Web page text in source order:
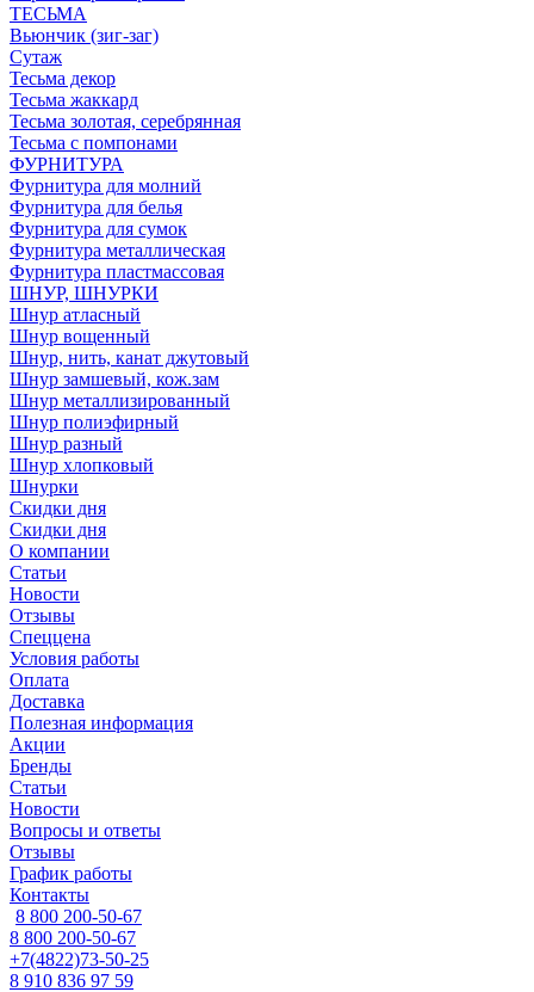
ТЕСЬМА
Вьюнчик (зиг-заг)
Сутаж
Тесьма декор
Тесьма жаккард
Тесьма золотая, серебрянная
Тесьма с помпонами
ФУРНИТУРА
Фурнитура для молний
Фурнитура для белья
Фурнитура для сумок
Фурнитура металлическая
Фурнитура пластмассовая
ШНУР, ШНУРКИ
Шнур атласный
Шнур вощенный
Шнур, нить, канат джутовый
Шнур замшевый, кож.зам
Шнур металлизированный
Шнур полиэфирный
Шнур разный
Шнур хлопковый
Шнурки
Скидки дня
Скидки дня
О компании
Статьи
Новости
Отзывы
Спеццена
Условия работы
Оплата
Доставка
Полезная информация
Акции
Бренды
Статьи
Новости
Вопросы и ответы
Отзывы
График работы
Контакты
8 800 200-50-67
8 800 200-50-67
+7(4822)73-50-25
8 910 836 97 59